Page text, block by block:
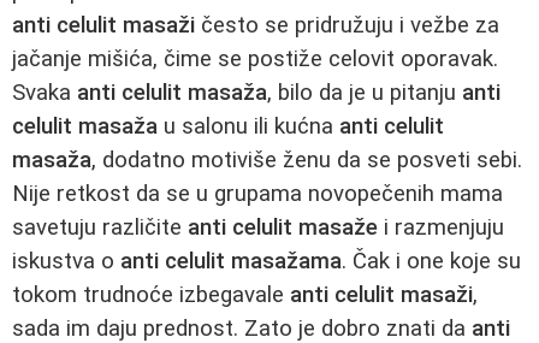
anti celulit masaži često se pridružuju i vežbe za
jačanje mišića, čime se postiže celovit oporavak.
Svaka anti celulit masaža, bilo da je u pitanju anti
celulit masaža u salonu ili kućna anti celulit
masaža, dodatno motiviše ženu da se posveti sebi.
Nije retkost da se u grupama novopečenih mama
savetuju različite anti celulit masaže i razmenjuju
iskustva o anti celulit masažama. Čak i one koje su
tokom trudnoće izbegavale anti celulit masaži,
sada im daju prednost. Zato je dobro znati da anti